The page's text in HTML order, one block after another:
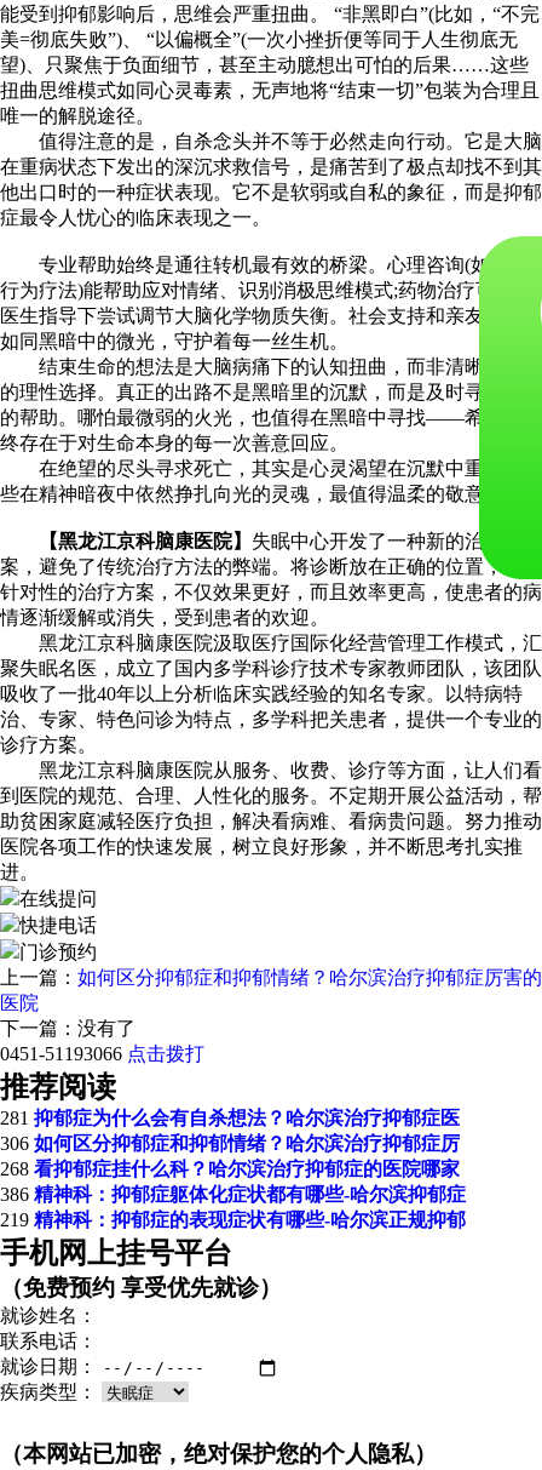
能受到抑郁影响后，思维会严重扭曲。​​ “非黑即白”(比如，“不完
美=彻底失败”)、 “以偏概全”(一次小挫折便等同于人生彻底无
望)、只聚焦于负面细节，甚至主动臆想出可怕的后果……这些
扭曲思维模式如同心灵毒素，无声地将“结束一切”包装为合理且
唯一的解脱途径。
值得注意的是，自杀念头并不等于必然走向行动。它是大脑
在重病状态下发出的深沉求救信号，是痛苦到了极点却找不到其
他出口时的一种症状表现。它不是软弱或自私的象征，而是抑郁
症最令人忧心的临床表现之一。
​​专业帮助始终是通往转机最有效的桥梁。心理咨询(如认知
行为疗法)能帮助应对情绪、识别消极思维模式;药物治疗可以在
医生指导下尝试调节大脑化学物质失衡。社会支持和亲友的理解
如同黑暗中的微光，守护着每一丝生机。​​
结束生命的想法是大脑病痛下的认知扭曲，而非清晰思考后
的理性选择。真正的出路不是黑暗里的沉默，而是及时寻求专业
的帮助。哪怕最微弱的火光，也值得在黑暗中寻找——希望，始
终存在于对生命本身的每一次善意回应。
在绝望的尽头寻求死亡，其实是心灵渴望在沉默中重生。那
些在精神暗夜中依然挣扎向光的灵魂，最值得温柔的敬意。
【黑龙江京科脑康医院】 失眠中心开发了一种新的治疗方
案，避免了传统治疗方法的弊端。将诊断放在正确的位置，采取
针对性的治疗方案，不仅效果更好，而且效率更高，使患者的病
情逐渐缓解或消失，受到患者的欢迎。
黑龙江京科脑康医院汲取医疗国际化经营管理工作模式，汇
聚失眠名医，成立了国内多学科诊疗技术专家教师团队，该团队
吸收了一批40年以上分析临床实践经验的知名专家。以特病特
治、专家、特色问诊为特点，多学科把关患者，提供一个专业的
诊疗方案。
黑龙江京科脑康医院从服务、收费、诊疗等方面，让人们看
到医院的规范、合理、人性化的服务。不定期开展公益活动，帮
助贫困家庭减轻医疗负担，解决看病难、看病贵问题。努力推动
医院各项工作的快速发展，树立良好形象，并不断思考扎实推
进。
在线提问
快捷电话
门诊预约
上一篇： 如何区分抑郁症和抑郁情绪？哈尔滨治疗抑郁症厉害的
医院
下一篇：没有了
0451-51193066 点击拨打
推荐阅读
281 抑郁症为什么会有自杀想法？哈尔滨治疗抑郁症医
306 如何区分抑郁症和抑郁情绪？哈尔滨治疗抑郁症厉
268 看抑郁症挂什么科？哈尔滨治疗抑郁症的医院哪家
386 精神科：抑郁症躯体化症状都有哪些-哈尔滨抑郁症
219 精神科：抑郁症的表现症状有哪些-哈尔滨正规抑郁
手机网上挂号平台
（免费预约 享受优先就诊）
就诊姓名：
联系电话：
就诊日期：
疾病类型：
（本网站已加密，绝对保护您的个人隐私）